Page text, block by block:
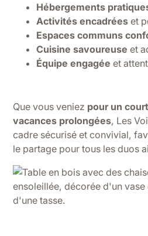
Hébergements
Activités encadrées et
Espaces communs
Cuisine savoureuse et
Équipe engagée et
Que vous veniez pour un
vacances prolongées, Les
cadre sécurisé et convivial,
le partage pour tous les duos